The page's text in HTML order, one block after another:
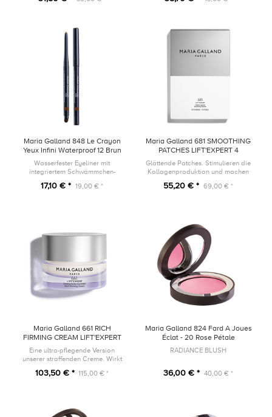
Maria Galland 848 Le Crayon
Yeux Infini Waterproof 12 Brun
Ambré
Wasserfester Eyeliner mit
integriertem Schwämmchen-
17,10 € * 19,00 € *
Maria Galland 681 SMOOTHING
PATCHES LIFT'EXPERT 4
Patches
Glättende Patches. Stimulieren die
Kollagenproduktion und machen
55,20 € * 69,00 € *
Maria Galland 661 RICH
FIRMING CREAM LIFT'EXPERT
50ml
Eine ultra-pflegende Version
unserer straffenden Creme. Wirkt
den Kollagenabbau verantwortlich
103,50 € * 115,00 € *
Maria Galland 824 Fard A Joues
Éclat - 20 Rose Pétale
RADIANCE BLUSH
36,00 € * 40,00 € *